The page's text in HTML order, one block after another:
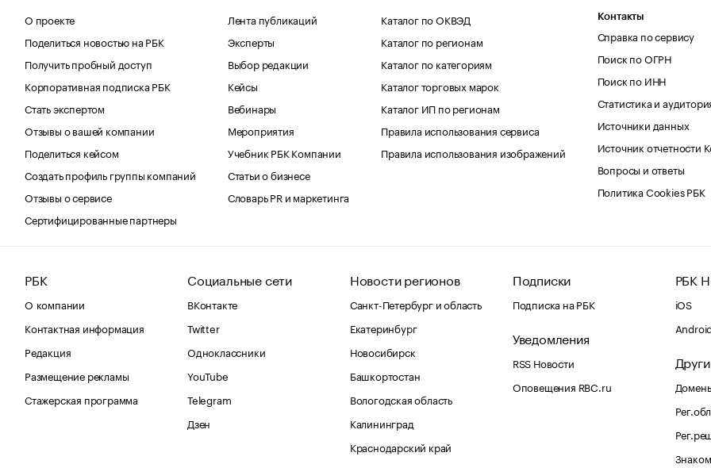
О проекте
Поделиться новостью на РБК
Получить пробный доступ
Корпоративная подписка РБК
Стать экспертом
Отзывы о вашей компании
Поделиться кейсом
Создать профиль группы компаний
Отзывы о сервисе
Сертифицированные партнеры
Лента публикаций
Эксперты
Выбор редакции
Кейсы
Вебинары
Мероприятия
Учебник РБК Компании
Статьи о бизнесе
Словарь PR и маркетинга
Каталог по ОКВЭД
Каталог по регионам
Каталог по категориям
Каталог торговых марок
Каталог ИП по регионам
Правила использования сервиса
Правила использования изображений
Контакты
Справка по сервису
Поиск по ОГРН
Поиск по ИНН
Статистика и
Источники данных
Источник отчетности
Вопросы и ответы
Политика Cookies РБК
РБК
О компании
Контактная информация
Редакция
Размещение рекламы
Стажерская программа
Социальные сети
ВКонтакте
Twitter
Одноклассники
YouTube
Telegram
Дзен
Новости регионов
Санкт-Петербург и область
Екатеринбург
Новосибирск
Башкортостан
Вологодская область
Калининград
Краснодарский край
Подписки
Подписка на РБК
Уведомления
RSS Новости
Оповещения RBC.ru
РБК
iOS